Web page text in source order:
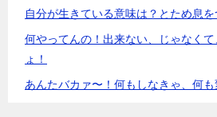
自分が生きている意味は？とため息
何やってんの！出来ない、じゃなく
ょ！
あんたバカァ〜！何もしなきゃ、何も